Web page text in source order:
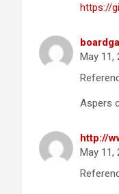
https://
May 11,
Aspers
http://
May 11,